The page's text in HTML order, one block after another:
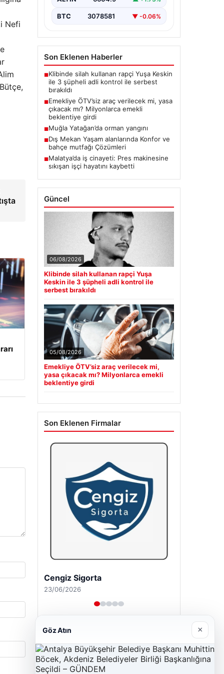
Nefi
BTC 3078581 ▼ -0.06%
Son Eklenen Haberler
■Klibinde silah kullanan rapçi Yuşa Keskin
ile 3 şüpheli adli kontrol ile serbest
bırakıldı
■Emekliye ÖTV’siz araç verilecek mi, yasa
çıkacak mı? Milyonlarca emekli
beklentiye girdi
■Muğla Yatağan’da orman yangını
■Dış Mekan Yaşam alanlarında Konfor ve
bahçe mutfağı Çözümleri
■Malatya’da iş cinayeti: Pres makinesine
sıkışan işçi hayatını kaybetti
Güncel
06/08/2026
Klibinde silah kullanan rapçi Yuşa
Keskin ile 3 şüpheli adli kontrol ile
serbest bırakıldı
05/08/2026
Emekliye ÖTV’siz araç verilecek mi,
yasa çıkacak mı? Milyonlarca emekli
beklentiye girdi
Son Eklenen Firmalar
Cengiz Sigorta
23/06/2026
Göz Atın ×